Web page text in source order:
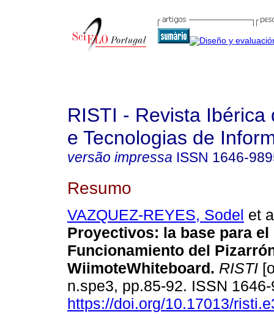
RISTI - Revista Ibérica
e Tecnologias de
versão impressa ISSN 1646-
Resumo
VAZQUEZ-REYES, Sodel et
Proyectivos: la base para el
Funcionamiento del
WiimoteWhiteboard. RISTI
n.spe3, pp.85-92. ISSN
https://doi.org/10.17013/